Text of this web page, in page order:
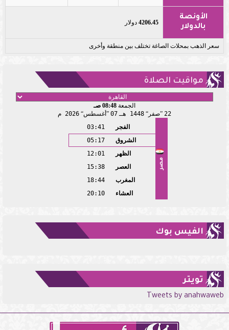
الأونصة
بالدولار
4206.45 دولار
سعر الذهب بمحلات الصاغة تختلف بين منطقة وأخرى
مواقيت الصلاة
الجمعة 08:48 صـ
22 صفر 1448 هـ 07 أغسطس 2026 م
مصر
الفجر
03:41
الشروق
05:17
الظهر
12:01
العصر
15:38
المغرب
18:44
العشاء
20:10
الفيس بوك
تويتر
Tweets by anahwaweb